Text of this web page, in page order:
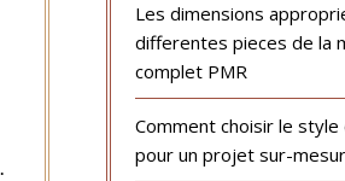
Les dimensions
differentes pieces de la
complet PMR
Comment choisir le style
pour un projet sur-